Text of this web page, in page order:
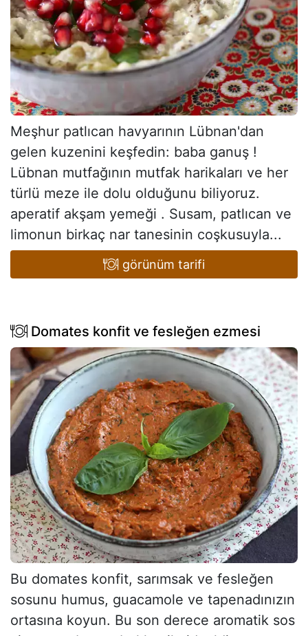
Meşhur patlıcan havyarının Lübnan'dan
gelen kuzenini keşfedin: baba ganuş !
Lübnan mutfağının mutfak harikaları ve her
türlü meze ile dolu olduğunu biliyoruz.
aperatif akşam yemeği . Susam, patlıcan ve
limonun birkaç nar tanesinin coşkusuyla...
görünüm tarifi
Domates konfit ve fesleğen ezmesi
Bu domates konfit, sarımsak ve fesleğen
sosunu humus, guacamole ve tapenadınızın
ortasına koyun. Bu son derece aromatik sos